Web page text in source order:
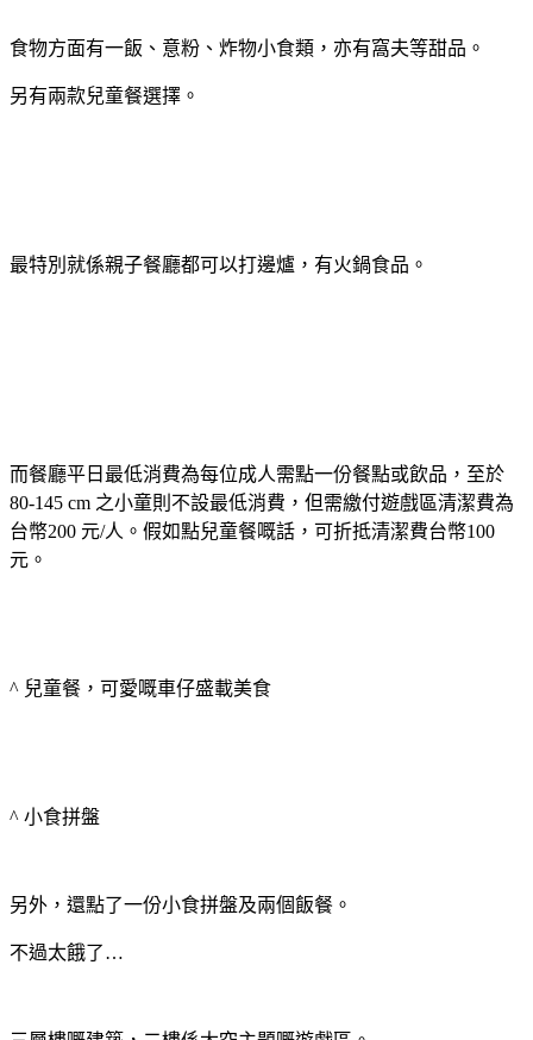
食物方面有一飯、意粉、炸物小食類，亦有窩夫等甜品。
另有兩款兒童餐選擇。
最特別就係親子餐廳都可以打邊爐，有火鍋食品。
而餐廳平日最低消費為每位成人需點一份餐點或飲品，至於
80-145 cm 之小童則不設最低消費，但需繳付遊戲區清潔費為
台幣200 元/人。假如點兒童餐嘅話，可折抵清潔費台幣100
元。
^ 兒童餐，可愛嘅車仔盛載美食
^ 小食拼盤
另外，還點了一份小食拼盤及兩個飯餐。
不過太餓了…